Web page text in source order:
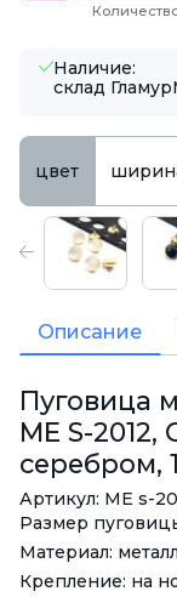
Наличие:
склад
цвет
Описание
Пуговица
ME S-
серебром,
Артикул: ME s-
Размер
Материал: металл
Крепление: на